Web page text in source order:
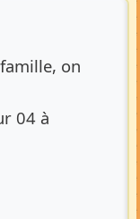
on
04 à